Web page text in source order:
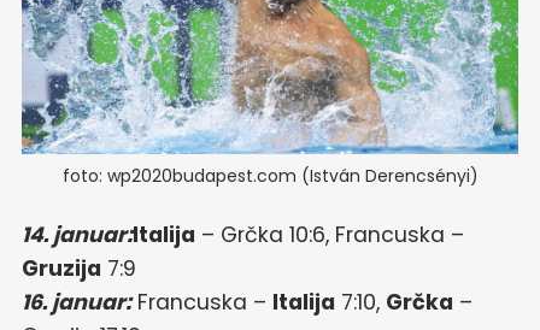
foto: wp2020budapest.com (István Derencsényi)
14. januar:Italija – Grčka 10:6, Francuska –
Gruzija 7:9
16. januar:Francuska – Italija 7:10, Grčka –